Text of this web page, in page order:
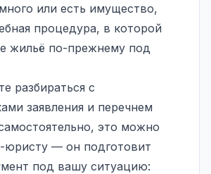
или есть имущество,
процедура, в которой
жильё по-прежнему под
разбираться с
заявления и перечнем
это можно
юристу — он подготовит
под вашу ситуацию: